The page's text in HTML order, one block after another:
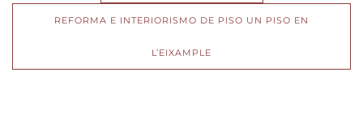
REFORMA E INTERIORISMO DE PISO UN PISO EN
L’EIXAMPLE